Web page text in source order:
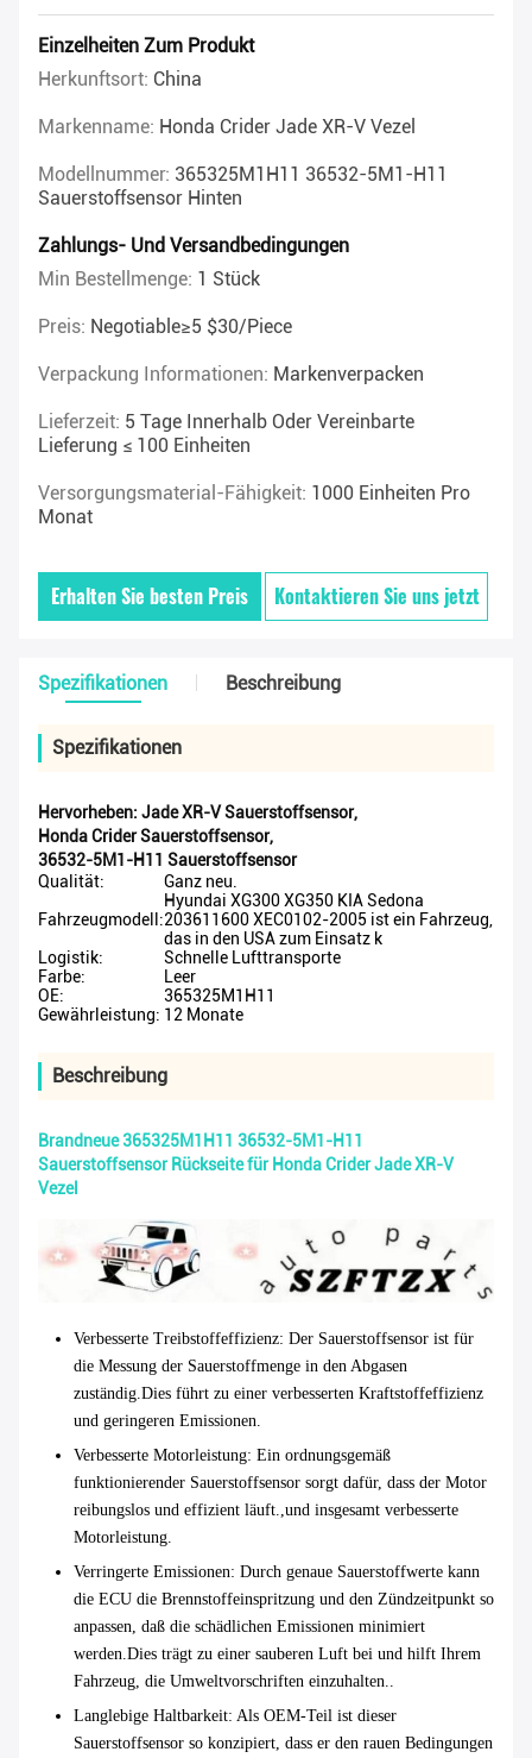
Einzelheiten Zum Produkt
Herkunftsort: China
Markenname: Honda Crider Jade XR-V Vezel
Modellnummer: 365325M1H11 36532-5M1-H11
Sauerstoffsensor Hinten
Zahlungs- Und Versandbedingungen
Min Bestellmenge: 1 Stück
Preis: Negotiable≥5 $30/piece
Verpackung Informationen: Markenverpacken
Lieferzeit: 5 Tage Innerhalb Oder Vereinbarte
Lieferung ≤ 100 Einheiten
Versorgungsmaterial-Fähigkeit: 1000 Einheiten Pro
Monat
Erhalten Sie besten Preis Kontaktieren Sie uns jetzt
Spezifikationen Beschreibung
Spezifikationen
Hervorheben: Jade XR-V Sauerstoffsensor,
Honda Crider Sauerstoffsensor,
36532-5M1-H11 Sauerstoffsensor
Qualität:
Ganz neu.
Fahrzeugmodell:
Hyundai XG300 XG350 KIA Sedona
203611600 XEC0102-2005 ist ein Fahrzeug,
das in den USA zum Einsatz k
Logistik:
Schnelle Lufttransporte
Farbe:
Leer
OE:
365325M1H11
Gewährleistung: 12 Monate
Beschreibung
Brandneue 365325M1H11 36532-5M1-H11
Sauerstoffsensor Rückseite für Honda Crider Jade XR-V
Vezel
Verbesserte Treibstoffeffizienz: Der Sauerstoffsensor ist für
die Messung der Sauerstoffmenge in den Abgasen
zuständig.Dies führt zu einer verbesserten Kraftstoffeffizienz
und geringeren Emissionen.
Verbesserte Motorleistung: Ein ordnungsgemäß
funktionierender Sauerstoffsensor sorgt dafür, dass der Motor
reibungslos und effizient läuft.,und insgesamt verbesserte
Motorleistung.
Verringerte Emissionen: Durch genaue Sauerstoffwerte kann
die ECU die Brennstoffeinspritzung und den Zündzeitpunkt so
anpassen, daß die schädlichen Emissionen minimiert
werden.Dies trägt zu einer sauberen Luft bei und hilft Ihrem
Fahrzeug, die Umweltvorschriften einzuhalten..
Langlebige Haltbarkeit: Als OEM-Teil ist dieser
Sauerstoffsensor so konzipiert, dass er den rauen Bedingungen